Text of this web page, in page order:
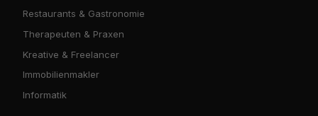
Restaurants & Gastronomie
Therapeuten & Praxen
Kreative & Freelancer
Immobilienmakler
Informatik